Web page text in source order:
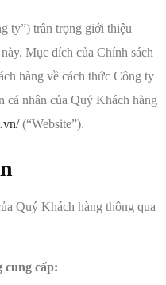
ty”) trân trọng giới thiệu
Mục đích của Chính sách
hàng về cách thức Công ty
cá nhân của Quý Khách hàng
(“Website”).
Quý Khách hàng thông qua
cung cấp: